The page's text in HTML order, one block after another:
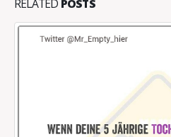
RELATED POSTS